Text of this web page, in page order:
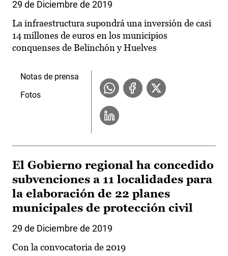
29 de Diciembre de 2019
La infraestructura supondrá una inversión de casi
14 millones de euros en los municipios
conquenses de Belinchón y Huelves
Notas de prensa
Fotos
El Gobierno regional ha concedido
subvenciones a 11 localidades para
la elaboración de 22 planes
municipales de protección civil
29 de Diciembre de 2019
Con la convocatoria de 2019